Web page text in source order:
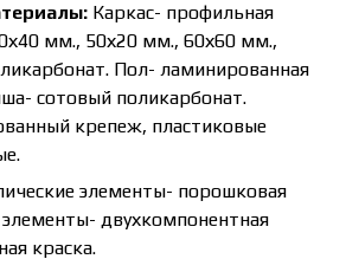
Каркас- профильная
мм., 50х20 мм., 60х60 мм.,
Пол- ламинированная
сотовый поликарбонат.
крепеж, пластиковые
элементы- порошковая
двухкомпонентная
краска.